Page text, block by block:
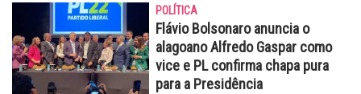
POLÍTICA
Flávio Bolsonaro anuncia o
alagoano Alfredo Gaspar como
vice e PL confirma chapa pura
para a Presidência